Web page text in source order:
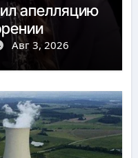
апелляцию
Авг 3, 2026